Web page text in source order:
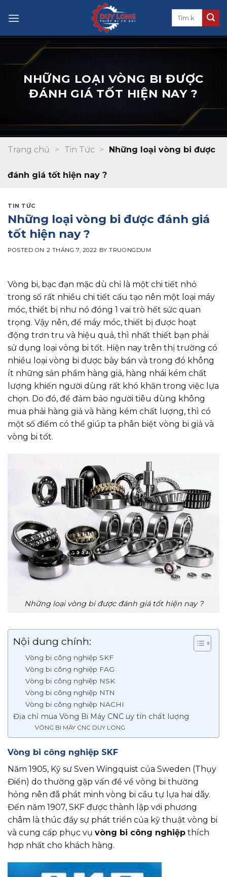
NHỮNG LOẠI VÒNG BI ĐƯỢC
ĐÁNH GIÁ TỐT HIỆN NAY ?
Trang chủ > Tin Tức > Những loại vòng bi được
đánh giá tốt hiện nay ?
TIN TỨC
Những loại vòng bi được đánh giá
tốt hiện nay ?
POSTED ON 2 THÁNG 7, 2022 BYTRUONGDUM
Vòng bi, bạc đạn mặc dù chỉ là một chi tiết nhỏ
trong số rất nhiều chi tiết cấu tạo nên một loại máy
móc, thiết bị như nó đóng 1 vai trò hết sức quan
trọng. Vậy nên, để máy móc, thiết bị được hoạt
động trơn tru và hiệu quả, thì nhất thiết bạn phải
sử dụng loại vòng bi tốt. Hiện nay trên thị trường có
nhiều loại vòng bi được bày bán và trong đó không
ít những sản phẩm hàng giả, hàng nhái kém chất
lượng khiến người dùng rất khó khăn trong việc lựa
chọn. Do đó, để đảm bảo người tiêu dùng không
mua phải hàng giả và hàng kém chất lượng, thì có
một số điểm có thể giúp ta phân biệt vòng bi giả và
vòng bi tốt.
Những loại vòng bi được đánh giá tốt hiện nay ?
Nội dung chính:
Vòng bi công nghiệp SKF
Vòng bi công nghiệp FAG
Vòng bi công nghiệp NSK
Vòng bi công nghiệp NTN
Vòng bi công nghiệp NACHI
Địa chỉ mua Vòng Bi Máy CNC uy tín chất lượng
VÒNG BI MÁY CNC DUY LONG
Vòng bi công nghiệp SKF
Năm 1905, Kỹ sư Sven Wingquist của Sweden (Thụy
Điển) do thường gặp vấn đề về vòng bi thường
hỏng nên đã phát minh vòng bi cầu tự lựa hai dãy.
Đến năm 1907, SKF được thành lập với phương
châm là thúc đầy sự phát triển của kỹ thuật vòng bi
và cung cấp phục vụ vòng bi công nghiệp thích
hợp nhất cho khách hàng.